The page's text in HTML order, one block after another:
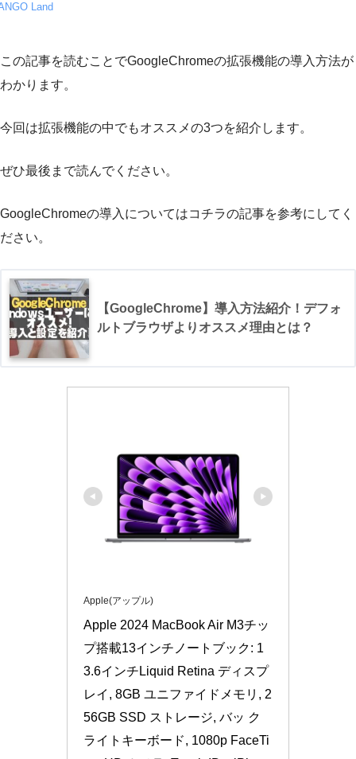
Land
この記事を読むことでGoogleChromeの拡張機能の導入方法が
わかります。
今回は拡張機能の中でもオススメの3つを紹介します。
ぜひ最後まで読んでください。
GoogleChromeの導入についてはコチラの記事を参考にしてく
ださい。
【GoogleChrome】導入方法紹介！デフォ
ルトブラウザよりオススメ理由とは？
Apple(アップル)
Apple 2024 MacBook Air M3チッ
プ搭載13インチノートブック: 1
3.6インチLiquid Retina ディスプ
レイ, 8GB ユニファイドメモリ, 2
56GB SSD ストレージ, バッ ク
ライトキーボード, 1080p FaceTi